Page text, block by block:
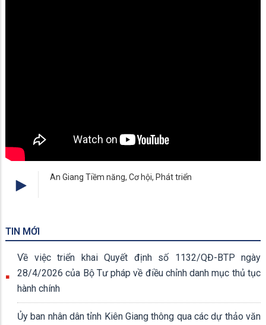
An Giang Tiềm năng, Cơ hội, Phát triển
TIN MỚI
Về việc triển khai Quyết định số 1132/QĐ-BTP ngày
28/4/2026 của Bộ Tư pháp về điều chỉnh danh mục thủ tục
hành chính
Ủy ban nhân dân tỉnh Kiên Giang thông qua các dự thảo văn